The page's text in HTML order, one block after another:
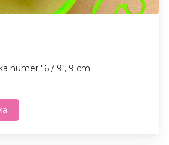
numer "6 / 9", 9 cm